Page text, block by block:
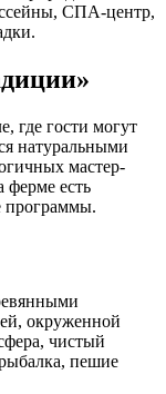
СПА-центр,
где гости могут
натуральными
мастер-
ферме есть
программы.
окруженной
чистый
пешие